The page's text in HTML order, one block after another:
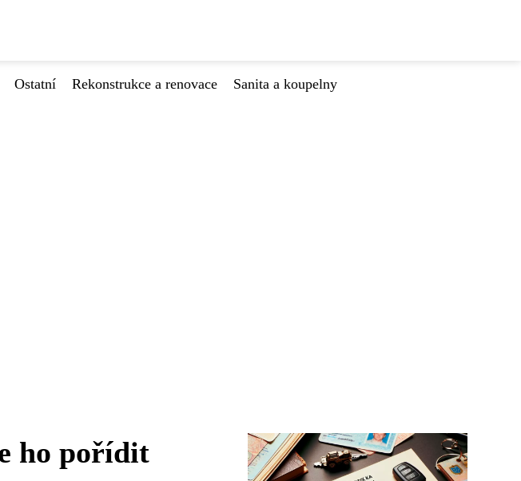
Ostatní Rekonstrukce a renovace
Sanita a koupelny
ho pořídit